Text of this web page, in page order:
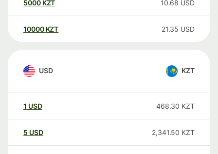
5000 KZT 10.68 USD
10000 KZT 21.35 USD
USD KZT
1 USD 468.30 KZT
5 USD 2,341.50 KZT